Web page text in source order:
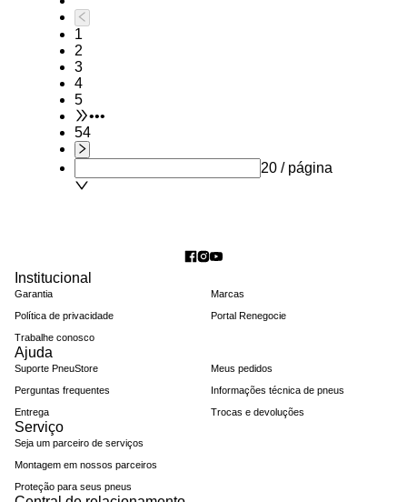
1
2
3
4
5
•••
54
20 / página
Institucional
Garantia
Política de privacidade
Trabalhe conosco
Marcas
Portal Renegocie
Ajuda
Suporte PneuStore
Perguntas frequentes
Entrega
Meus pedidos
Informações técnica de pneus
Trocas e devoluções
Serviço
Seja um parceiro de serviços
Montagem em nossos parceiros
Proteção para seus pneus